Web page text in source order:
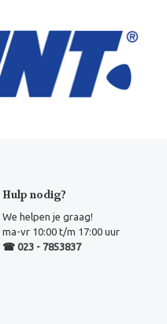
Hulp nodig?
We helpen je graag!
ma-vr 10:00 t/m 17:00 uur
☎ 023 - 7853837